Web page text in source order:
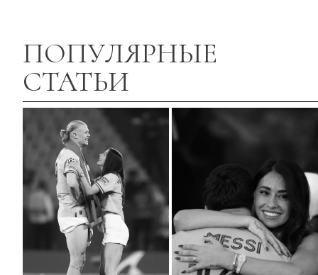
ПОПУЛЯРНЫЕ
СТАТЬИ